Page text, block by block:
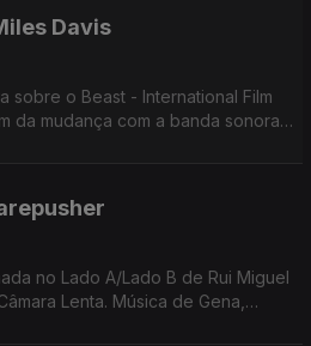
Davis
sobre o Beast - International Film
da mudança com a banda sonora
no Lado A/Lado B de Rui Miguel
Lenta. Música de Gena,